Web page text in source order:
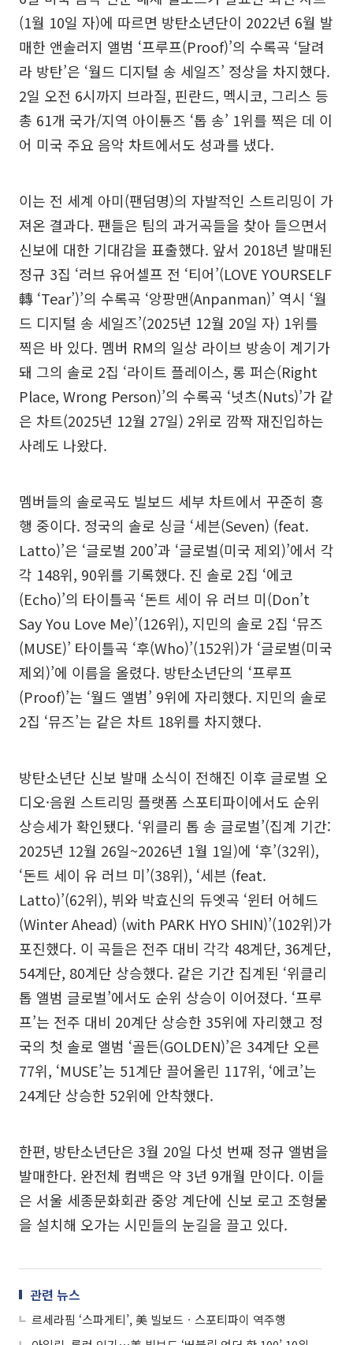
(1월 10일 자)에 따르면 방탄소년단이 2022년 6월 발
매한 앤솔러지 앨범 ‘프루프(Proof)’의 수록곡 ‘달려
라 방탄’은 ‘월드 디지털 송 세일즈’ 정상을 차지했다.
2일 오전 6시까지 브라질, 핀란드, 멕시코, 그리스 등
총 61개 국가/지역 아이튠즈 ‘톱 송’ 1위를 찍은 데 이
어 미국 주요 음악 차트에서도 성과를 냈다.
이는 전 세계 아미(팬덤명)의 자발적인 스트리밍이 가
져온 결과다. 팬들은 팀의 과거곡들을 찾아 들으면서
신보에 대한 기대감을 표출했다. 앞서 2018년 발매된
정규 3집 ‘러브 유어셀프 전 ‘티어’(LOVE YOURSELF
轉 ‘Tear’)’의 수록곡 ‘앙팡맨(Anpanman)’ 역시 ‘월
드 디지털 송 세일즈’(2025년 12월 20일 자) 1위를
찍은 바 있다. 멤버 RM의 일상 라이브 방송이 계기가
돼 그의 솔로 2집 ‘라이트 플레이스, 롱 퍼슨(Right
Place, Wrong Person)’의 수록곡 ‘넛츠(Nuts)’가 같
은 차트(2025년 12월 27일) 2위로 깜짝 재진입하는
사례도 나왔다.
멤버들의 솔로곡도 빌보드 세부 차트에서 꾸준히 흥
행 중이다. 정국의 솔로 싱글 ‘세븐(Seven) (feat.
Latto)’은 ‘글로벌 200’과 ‘글로벌(미국 제외)’에서 각
각 148위, 90위를 기록했다. 진 솔로 2집 ‘에코
(Echo)’의 타이틀곡 ‘돈트 세이 유 러브 미(Don’t
Say You Love Me)’(126위), 지민의 솔로 2집 ‘뮤즈
(MUSE)’ 타이틀곡 ‘후(Who)’(152위)가 ‘글로벌(미국
제외)’에 이름을 올렸다. 방탄소년단의 ‘프루프
(Proof)’는 ‘월드 앨범’ 9위에 자리했다. 지민의 솔로
2집 ‘뮤즈’는 같은 차트 18위를 차지했다.
방탄소년단 신보 발매 소식이 전해진 이후 글로벌 오
디오·음원 스트리밍 플랫폼 스포티파이에서도 순위
상승세가 확인됐다. ‘위클리 톱 송 글로벌’(집계 기간:
2025년 12월 26일~2026년 1월 1일)에 ‘후’(32위),
‘돈트 세이 유 러브 미’(38위), ‘세븐 (feat.
Latto)’(62위), 뷔와 박효신의 듀엣곡 ‘윈터 어헤드
(Winter Ahead) (with PARK HYO SHIN)’(102위)가
포진했다. 이 곡들은 전주 대비 각각 48계단, 36계단,
54계단, 80계단 상승했다. 같은 기간 집계된 ‘위클리
톱 앨범 글로벌’에서도 순위 상승이 이어졌다. ‘프루
프’는 전주 대비 20계단 상승한 35위에 자리했고 정
국의 첫 솔로 앨범 ‘골든(GOLDEN)’은 34계단 오른
77위, ‘MUSE’는 51계단 끌어올린 117위, ‘에코’는
24계단 상승한 52위에 안착했다.
한편, 방탄소년단은 3월 20일 다섯 번째 정규 앨범을
발매한다. 완전체 컴백은 약 3년 9개월 만이다. 이들
은 서울 세종문화회관 중앙 계단에 신보 로고 조형물
을 설치해 오가는 시민들의 눈길을 끌고 있다.
관련 뉴스
르세라핌 ‘스파게티’, 美 빌보드ㆍ스포티파이 역주행